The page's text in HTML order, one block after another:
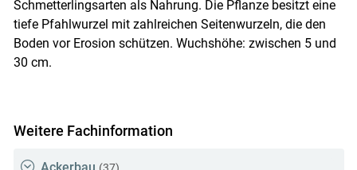
Schmetterlingsarten als Nahrung. Die Pflanze besitzt eine
tiefe Pfahlwurzel mit zahlreichen Seitenwurzeln, die den
Boden vor Erosion schützen. Wuchshöhe: zwischen 5 und
30 cm.
Weitere Fachinformation